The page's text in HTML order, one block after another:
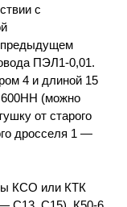
с
предыдущем
ПЭЛ1-0,01.
4 и длиной 15
(можно
от старого
дросселя 1 —
КСО или КТК